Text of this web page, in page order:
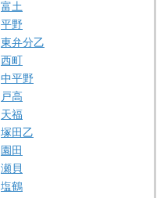
富土
平野
東弁分乙
西町
中平野
戸高
天福
塚田乙
園田
瀬貝
塩鶴